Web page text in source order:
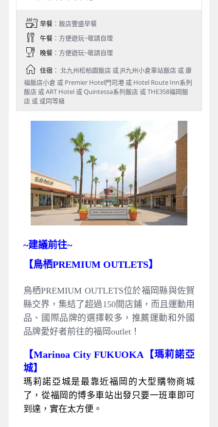
早餐：飯店豐盛早餐
午餐：方便遊玩~敬請自理
晚餐：方便遊玩~敬請自理
住宿： 北九州松柏園飯店 或 JR九州小倉車站飯店 或 康
福飯店小倉 或 Premier Hotel門司港 或 Hotel Route Inn系列
飯店 或 ART Hotel 或 Quintessa系列飯店 或 THE358福岡飯
店 或 或同等級
~建議前往~
【鳥栖PREMIUM OUTLETS】
鳥栖PREMIUM OUTLETS位於福岡縣與佐賀
縣交界，集結了超過150間店鋪，而且運動用
品、國際品牌的選擇較多，推薦運動和外國
品牌愛好者前往的福岡outlet！
【Marinoa City FUKUOKA【瑪莉諾亞
城】
瑪莉諾亞城是最靠近福岡的大型購物商城
了，從福岡的博多車站出發只要一班車即可
到達，實在太方便。